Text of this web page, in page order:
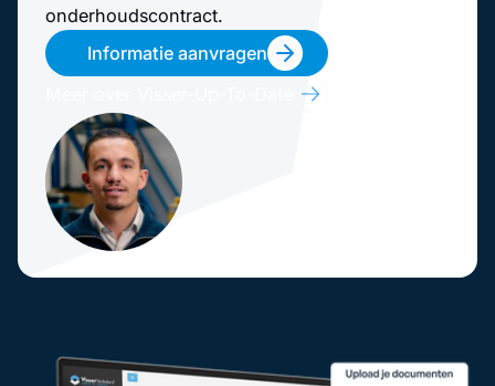
onderhoudscontract.
Informatie aanvragen